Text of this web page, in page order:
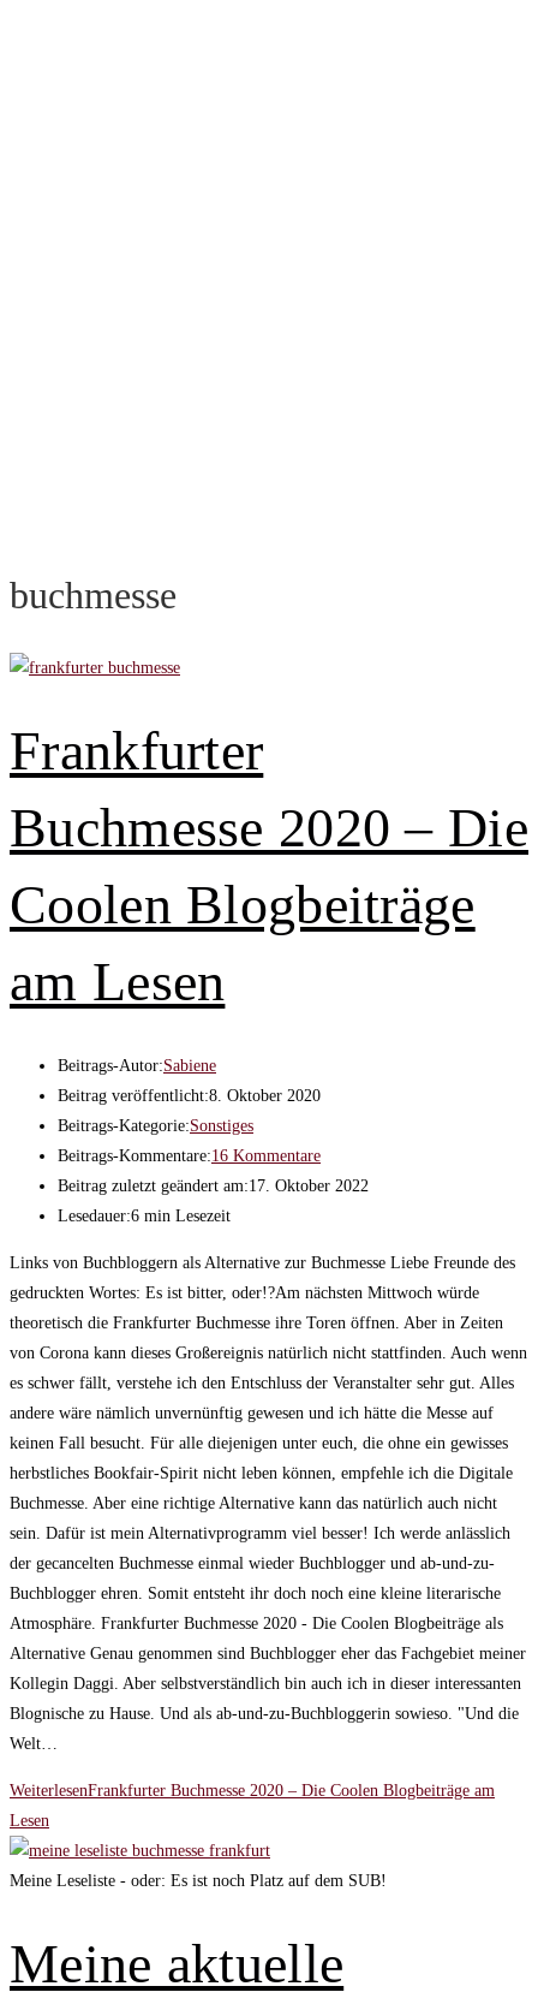
buchmesse
Frankfurter
Buchmesse 2020 – Die
Coolen Blogbeiträge
am Lesen
Beitrags-Autor:Sabiene
Beitrag veröffentlicht:8. Oktober 2020
Beitrags-Kategorie:Sonstiges
Beitrags-Kommentare:16 Kommentare
Beitrag zuletzt geändert am:17. Oktober 2022
Lesedauer:6 min Lesezeit
Links von Buchbloggern als Alternative zur Buchmesse Liebe Freunde des
gedruckten Wortes: Es ist bitter, oder!?Am nächsten Mittwoch würde
theoretisch die Frankfurter Buchmesse ihre Toren öffnen. Aber in Zeiten
von Corona kann dieses Großereignis natürlich nicht stattfinden. Auch wenn
es schwer fällt, verstehe ich den Entschluss der Veranstalter sehr gut. Alles
andere wäre nämlich unvernünftig gewesen und ich hätte die Messe auf
keinen Fall besucht. Für alle diejenigen unter euch, die ohne ein gewisses
herbstliches Bookfair-Spirit nicht leben können, empfehle ich die Digitale
Buchmesse. Aber eine richtige Alternative kann das natürlich auch nicht
sein. Dafür ist mein Alternativprogramm viel besser! Ich werde anlässlich
der gecancelten Buchmesse einmal wieder Buchblogger und ab-und-zu-
Buchblogger ehren. Somit entsteht ihr doch noch eine kleine literarische
Atmosphäre. Frankfurter Buchmesse 2020 - Die Coolen Blogbeiträge als
Alternative Genau genommen sind Buchblogger eher das Fachgebiet meiner
Kollegin Daggi. Aber selbstverständlich bin auch ich in dieser interessanten
Blognische zu Hause. Und als ab-und-zu-Buchbloggerin sowieso. "Und die
Welt…
WeiterlesenFrankfurter Buchmesse 2020 – Die Coolen Blogbeiträge am
Lesen
Meine Leseliste - oder: Es ist noch Platz auf dem SUB!
Meine aktuelle